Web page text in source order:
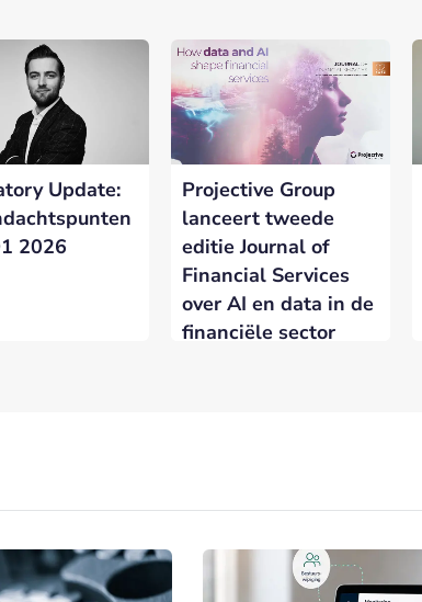
Update:
2026
Projective Group
lanceert tweede
editie Journal of
Financial Services
over AI en data in de
financiële sector